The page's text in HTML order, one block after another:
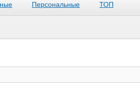
Персональные ТОП